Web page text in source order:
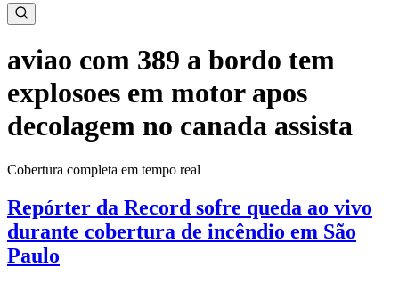
aviao com 389 a bordo tem
explosoes em motor apos
decolagem no canada assista
Cobertura completa em tempo real
Repórter da Record sofre queda ao vivo
durante cobertura de incêndio em São
Paulo